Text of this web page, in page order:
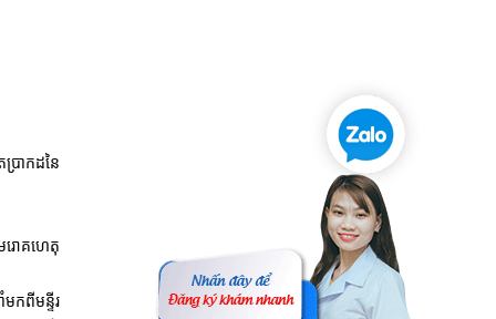
រាកដនៃ
រោគហេតុ
កពីមន្ទីរ